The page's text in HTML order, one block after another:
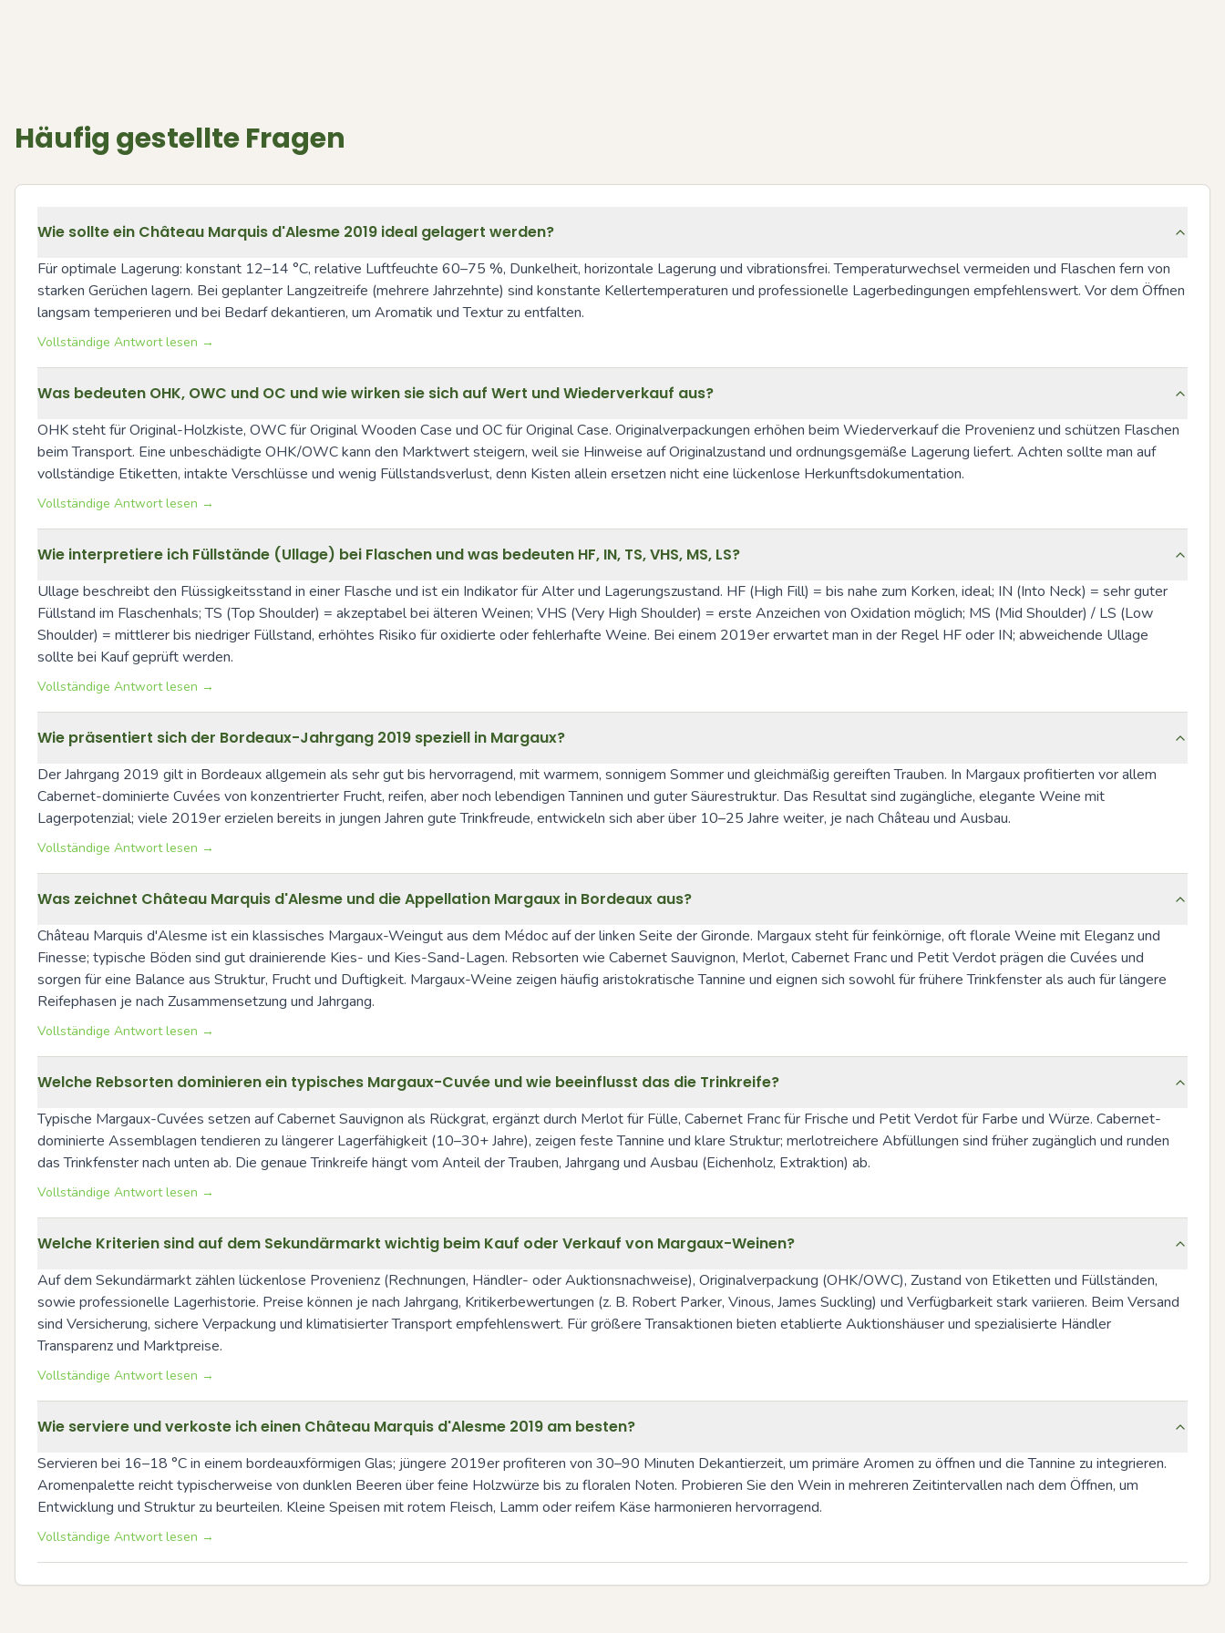
Häufig gestellte Fragen
Wie sollte ein Château Marquis d'Alesme 2019 ideal gelagert werden?
Für optimale Lagerung: konstant 12–14 °C, relative Luftfeuchte 60–75 %, Dunkelheit, horizontale Lagerung und vibrationsfrei. Temperaturwechsel vermeiden und Flaschen fern von
starken Gerüchen lagern. Bei geplanter Langzeitreife (mehrere Jahrzehnte) sind konstante Kellertemperaturen und professionelle Lagerbedingungen empfehlenswert. Vor dem Öffnen
langsam temperieren und bei Bedarf dekantieren, um Aromatik und Textur zu entfalten.
Vollständige Antwort lesen →
Was bedeuten OHK, OWC und OC und wie wirken sie sich auf Wert und Wiederverkauf aus?
OHK steht für Original-Holzkiste, OWC für Original Wooden Case und OC für Original Case. Originalverpackungen erhöhen beim Wiederverkauf die Provenienz und schützen Flaschen
beim Transport. Eine unbeschädigte OHK/OWC kann den Marktwert steigern, weil sie Hinweise auf Originalzustand und ordnungsgemäße Lagerung liefert. Achten sollte man auf
vollständige Etiketten, intakte Verschlüsse und wenig Füllstandsverlust, denn Kisten allein ersetzen nicht eine lückenlose Herkunftsdokumentation.
Vollständige Antwort lesen →
Wie interpretiere ich Füllstände (Ullage) bei Flaschen und was bedeuten HF, IN, TS, VHS, MS, LS?
Ullage beschreibt den Flüssigkeitsstand in einer Flasche und ist ein Indikator für Alter und Lagerungszustand. HF (High Fill) = bis nahe zum Korken, ideal; IN (Into Neck) = sehr guter
Füllstand im Flaschenhals; TS (Top Shoulder) = akzeptabel bei älteren Weinen; VHS (Very High Shoulder) = erste Anzeichen von Oxidation möglich; MS (Mid Shoulder) / LS (Low
Shoulder) = mittlerer bis niedriger Füllstand, erhöhtes Risiko für oxidierte oder fehlerhafte Weine. Bei einem 2019er erwartet man in der Regel HF oder IN; abweichende Ullage
sollte bei Kauf geprüft werden.
Vollständige Antwort lesen →
Wie präsentiert sich der Bordeaux-Jahrgang 2019 speziell in Margaux?
Der Jahrgang 2019 gilt in Bordeaux allgemein als sehr gut bis hervorragend, mit warmem, sonnigem Sommer und gleichmäßig gereiften Trauben. In Margaux profitierten vor allem
Cabernet-dominierte Cuvées von konzentrierter Frucht, reifen, aber noch lebendigen Tanninen und guter Säurestruktur. Das Resultat sind zugängliche, elegante Weine mit
Lagerpotenzial; viele 2019er erzielen bereits in jungen Jahren gute Trinkfreude, entwickeln sich aber über 10–25 Jahre weiter, je nach Château und Ausbau.
Vollständige Antwort lesen →
Was zeichnet Château Marquis d'Alesme und die Appellation Margaux in Bordeaux aus?
Château Marquis d'Alesme ist ein klassisches Margaux-Weingut aus dem Médoc auf der linken Seite der Gironde. Margaux steht für feinkörnige, oft florale Weine mit Eleganz und
Finesse; typische Böden sind gut drainierende Kies- und Kies-Sand-Lagen. Rebsorten wie Cabernet Sauvignon, Merlot, Cabernet Franc und Petit Verdot prägen die Cuvées und
sorgen für eine Balance aus Struktur, Frucht und Duftigkeit. Margaux-Weine zeigen häufig aristokratische Tannine und eignen sich sowohl für frühere Trinkfenster als auch für längere
Reifephasen je nach Zusammensetzung und Jahrgang.
Vollständige Antwort lesen →
Welche Rebsorten dominieren ein typisches Margaux-Cuvée und wie beeinflusst das die Trinkreife?
Typische Margaux-Cuvées setzen auf Cabernet Sauvignon als Rückgrat, ergänzt durch Merlot für Fülle, Cabernet Franc für Frische und Petit Verdot für Farbe und Würze. Cabernet-
dominierte Assemblagen tendieren zu längerer Lagerfähigkeit (10–30+ Jahre), zeigen feste Tannine und klare Struktur; merlotreichere Abfüllungen sind früher zugänglich und runden
das Trinkfenster nach unten ab. Die genaue Trinkreife hängt vom Anteil der Trauben, Jahrgang und Ausbau (Eichenholz, Extraktion) ab.
Vollständige Antwort lesen →
Welche Kriterien sind auf dem Sekundärmarkt wichtig beim Kauf oder Verkauf von Margaux-Weinen?
Auf dem Sekundärmarkt zählen lückenlose Provenienz (Rechnungen, Händler- oder Auktionsnachweise), Originalverpackung (OHK/OWC), Zustand von Etiketten und Füllständen,
sowie professionelle Lagerhistorie. Preise können je nach Jahrgang, Kritikerbewertungen (z. B. Robert Parker, Vinous, James Suckling) und Verfügbarkeit stark variieren. Beim Versand
sind Versicherung, sichere Verpackung und klimatisierter Transport empfehlenswert. Für größere Transaktionen bieten etablierte Auktionshäuser und spezialisierte Händler
Transparenz und Marktpreise.
Vollständige Antwort lesen →
Wie serviere und verkoste ich einen Château Marquis d'Alesme 2019 am besten?
Servieren bei 16–18 °C in einem bordeauxförmigen Glas; jüngere 2019er profiteren von 30–90 Minuten Dekantierzeit, um primäre Aromen zu öffnen und die Tannine zu integrieren.
Aromenpalette reicht typischerweise von dunklen Beeren über feine Holzwürze bis zu floralen Noten. Probieren Sie den Wein in mehreren Zeitintervallen nach dem Öffnen, um
Entwicklung und Struktur zu beurteilen. Kleine Speisen mit rotem Fleisch, Lamm oder reifem Käse harmonieren hervorragend.
Vollständige Antwort lesen →